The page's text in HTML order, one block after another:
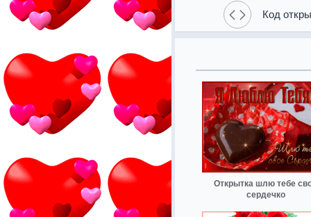
Код
Открытка шлю тебе
сердечко